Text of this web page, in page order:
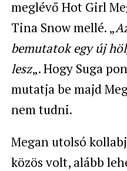
meglévő Hot Girl
Tina Snow mellé. „
bemutatok egy új
lesz„. Hogy Suga
mutatja be majd
nem tudni.
Megan utolsó
közös volt, alább